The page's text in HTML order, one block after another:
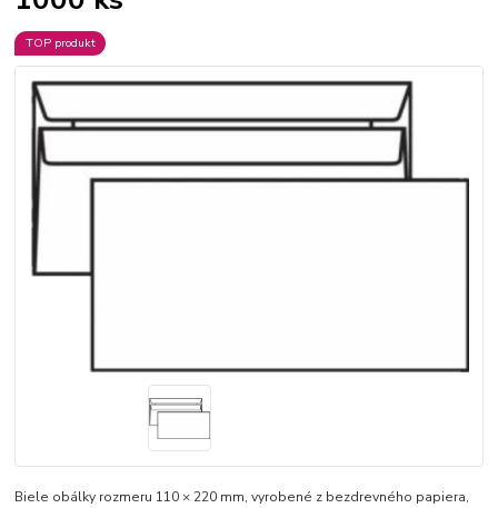
TOP produkt
Biele obálky rozmeru 110 × 220 mm, vyrobené z bezdrevného papiera,